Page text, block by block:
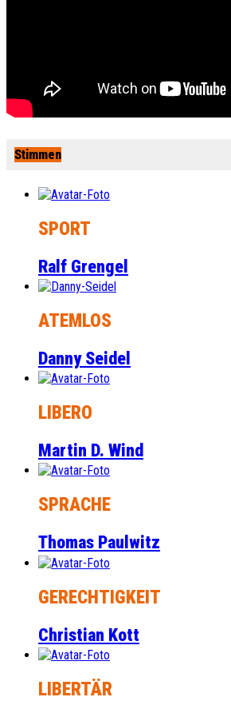
Stimmen
SPORT
Ralf Grengel
ATEMLOS
Danny Seidel
LIBERO
Martin D. Wind
SPRACHE
Thomas Paulwitz
GERECHTIGKEIT
Christian Kott
LIBERTÄR